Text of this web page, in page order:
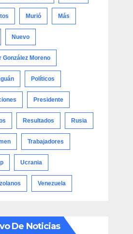
Murió Más
Nuevo
González Moreno
Políticos
Presidente
Resultados Rusia
Trabajadores
Ucrania
Venezuela
De Noticias